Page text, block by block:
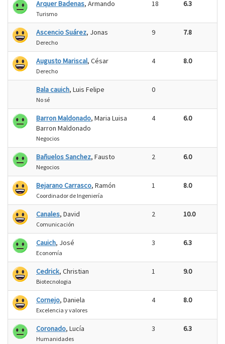
Arquer Badenas, Armando
Turismo
18 6.3
Ascencio Suárez, Jonas
Derecho
9 7.8
Augusto Mariscal, César
Derecho
4 8.0
Bala cauich, Luis Felipe
No sé
0
Barron Maldonado, Maria Luisa
Barron Maldonado
Negocios
4 6.0
Bañuelos Sanchez, Fausto
Negocios
2 6.0
Bejarano Carrasco, Ramón
Coordinador de Ingeniería
1 8.0
Canales, David
Comunicación
2 10.0
Cauich, José
Economía
3 6.3
Cedrick, Christian
Biotecnologia
1 9.0
Cornejo, Daniela
Excelencia y valores
4 8.0
Coronado, Lucía
Humanidades
3 6.3